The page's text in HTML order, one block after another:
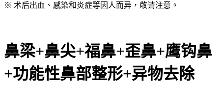
※ 术后出血、感染和炎症等因人而异，敬请注意。
鼻梁+鼻尖+福鼻+歪鼻+鹰钩鼻
+功能性鼻部整形+异物去除